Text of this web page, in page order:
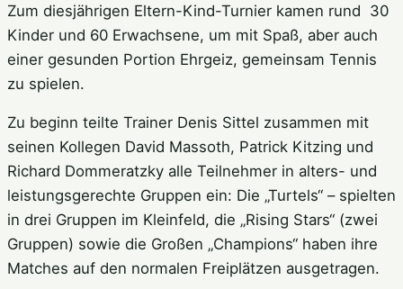
Zum diesjährigen Eltern-Kind-Turnier kamen rund 30
Kinder und 60 Erwachsene, um mit Spaß, aber auch
einer gesunden Portion Ehrgeiz, gemeinsam Tennis
zu spielen.
Zu beginn teilte Trainer Denis Sittel zusammen mit
seinen Kollegen David Massoth, Patrick Kitzing und
Richard Dommeratzky alle Teilnehmer in alters- und
leistungsgerechte Gruppen ein: Die „Turtels“ – spielten
in drei Gruppen im Kleinfeld, die „Rising Stars“ (zwei
Gruppen) sowie die Großen „Champions“ haben ihre
Matches auf den normalen Freiplätzen ausgetragen.